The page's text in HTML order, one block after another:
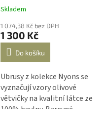
Skladem
1 074,38 Kč bez DPH
1 300 Kč
Do košíku
Ubrusy z kolekce Nyons se
vyznačují vzory olivové
větvičky na kvalitní látce ze
100% bavlny. Barevné